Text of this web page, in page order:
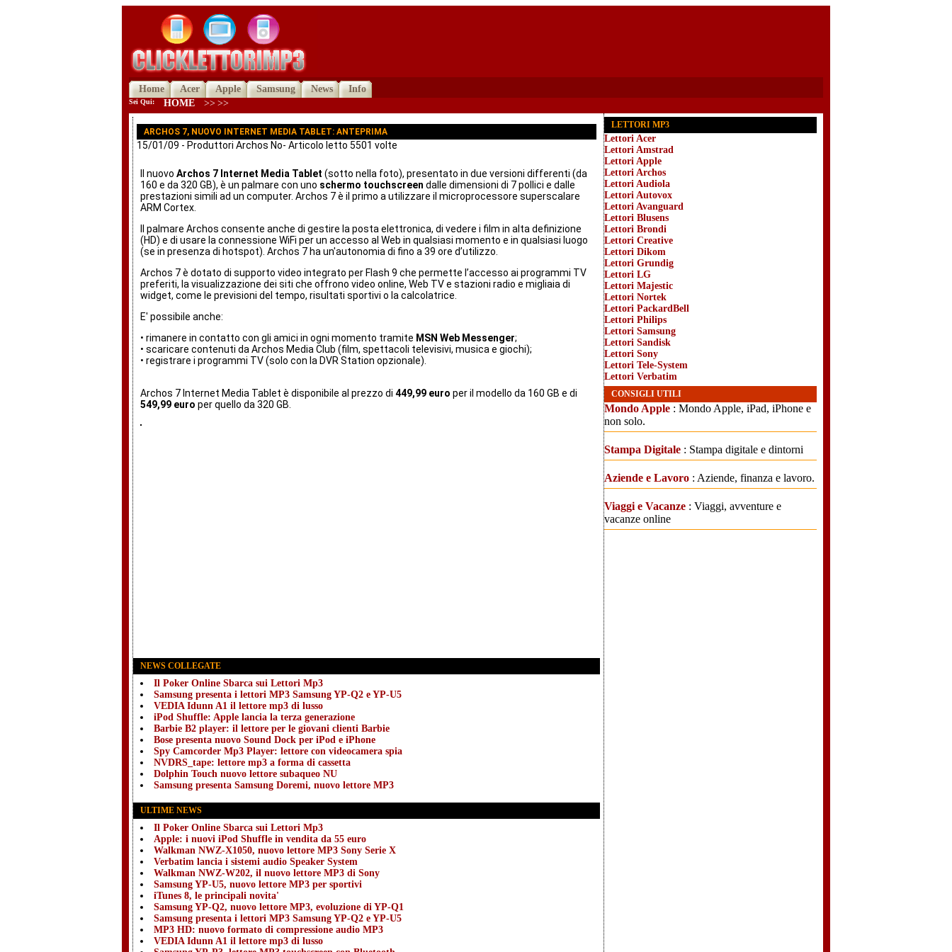
Home Acer Apple Samsung News Info
Sei Qui: HOME >> >>
ARCHOS 7, NUOVO INTERNET MEDIA TABLET: ANTEPRIMA
15/01/09 - Produttori Archos No- Articolo letto 5501 volte
Il nuovo Archos 7 Internet Media Tablet (sotto nella foto), presentato in due versioni differenti (da
160 e da 320 GB), è un palmare con uno schermo touchscreen dalle dimensioni di 7 pollici e dalle
prestazioni simili ad un computer. Archos 7 è il primo a utilizzare il microprocessore superscalare
ARM Cortex.
Il palmare Archos consente anche di gestire la posta elettronica, di vedere i film in alta definizione
(HD) e di usare la connessione WiFi per un accesso al Web in qualsiasi momento e in qualsiasi luogo
(se in presenza di hotspot). Archos 7 ha un'autonomia di fino a 39 ore d’utilizzo.
Archos 7 è dotato di supporto video integrato per Flash 9 che permette l’accesso ai programmi TV
preferiti, la visualizzazione dei siti che offrono video online, Web TV e stazioni radio e migliaia di
widget, come le previsioni del tempo, risultati sportivi o la calcolatrice.
E' possibile anche:
• rimanere in contatto con gli amici in ogni momento tramite MSN Web Messenger;
• scaricare contenuti da Archos Media Club (film, spettacoli televisivi, musica e giochi);
• registrare i programmi TV (solo con la DVR Station opzionale).
Archos 7 Internet Media Tablet è disponibile al prezzo di 449,99 euro per il modello da 160 GB e di
549,99 euro per quello da 320 GB.
NEWS COLLEGATE
Il Poker Online Sbarca sui Lettori Mp3
Samsung presenta i lettori MP3 Samsung YP-Q2 e YP-U5
VEDIA Idunn A1 il lettore mp3 di lusso
iPod Shuffle: Apple lancia la terza generazione
Barbie B2 player: il lettore per le giovani clienti Barbie
Bose presenta nuovo Sound Dock per iPod e iPhone
Spy Camcorder Mp3 Player: lettore con videocamera spia
NVDRS_tape: lettore mp3 a forma di cassetta
Dolphin Touch nuovo lettore subaqueo NU
Samsung presenta Samsung Doremi, nuovo lettore MP3
ULTIME NEWS
Il Poker Online Sbarca sui Lettori Mp3
Apple: i nuovi iPod Shuffle in vendita da 55 euro
Walkman NWZ-X1050, nuovo lettore MP3 Sony Serie X
Verbatim lancia i sistemi audio Speaker System
Walkman NWZ-W202, il nuovo lettore MP3 di Sony
Samsung YP-U5, nuovo lettore MP3 per sportivi
iTunes 8, le principali novita'
Samsung YP-Q2, nuovo lettore MP3, evoluzione di YP-Q1
Samsung presenta i lettori MP3 Samsung YP-Q2 e YP-U5
MP3 HD: nuovo formato di compressione audio MP3
VEDIA Idunn A1 il lettore mp3 di lusso
LETTORI MP3
Lettori Acer
Lettori Amstrad
Lettori Apple
Lettori Archos
Lettori Audiola
Lettori Autovox
Lettori Avanguard
Lettori Blusens
Lettori Brondi
Lettori Creative
Lettori Dikom
Lettori Grundig
Lettori LG
Lettori Majestic
Lettori Nortek
Lettori PackardBell
Lettori Philips
Lettori Samsung
Lettori Sandisk
Lettori Sony
Lettori Tele-System
Lettori Verbatim
CONSIGLI UTILI
Mondo Apple : Mondo Apple, iPad, iPhone e
non solo.
Stampa Digitale : Stampa digitale e dintorni
Aziende e Lavoro : Aziende, finanza e lavoro.
Viaggi e Vacanze : Viaggi, avventure e
vacanze online